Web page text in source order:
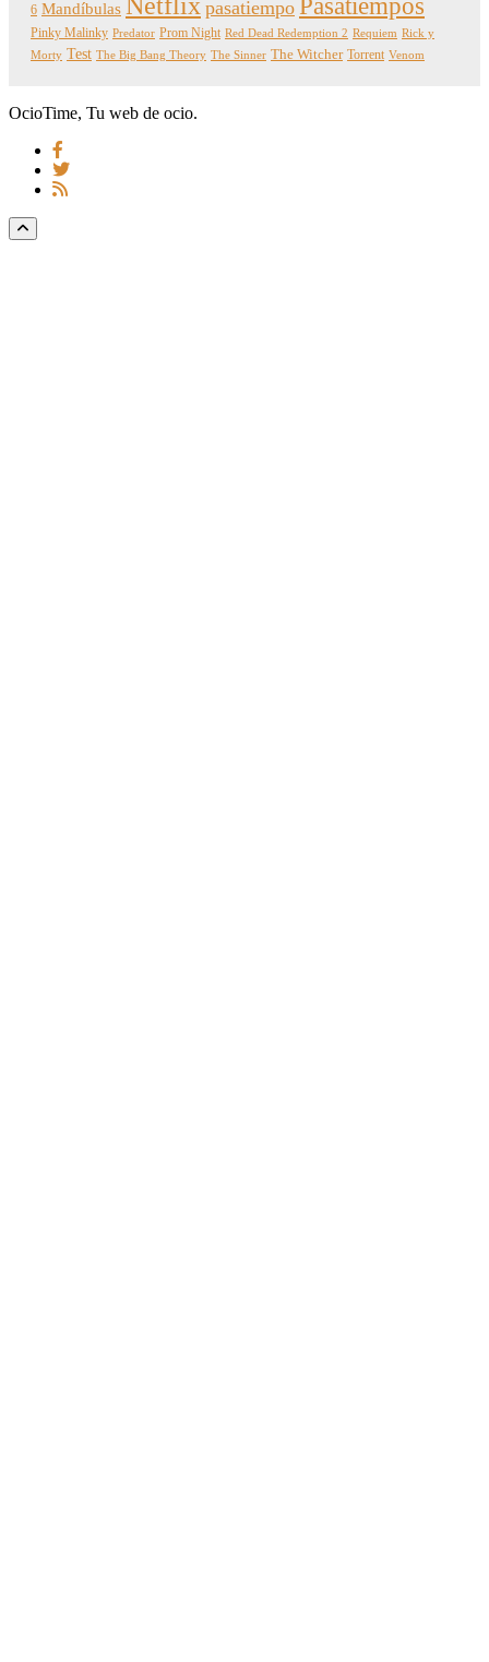
6 Mandíbulas pasatiempo
Pinky Malinky Predator Prom Night Red Dead Redemption 2 Requiem Rick y
Morty Test The Big Bang Theory The Sinner The Witcher Torrent Venom
OcioTime, Tu web de ocio.